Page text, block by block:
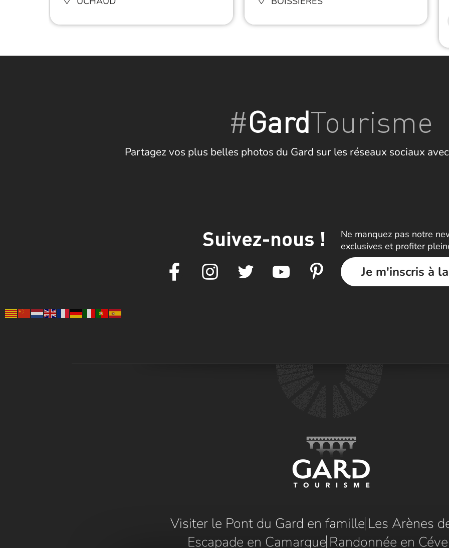
#GardTourisme
Partagez vos plus belles photos du Gard sur les réseaux sociaux
Suivez-nous !
Ne manquez pas notre
exclusives et profiter
Je m'inscris à
Visiter le Pont du Gard en famille Les Arènes
Escapade en Camargue Randonnée en